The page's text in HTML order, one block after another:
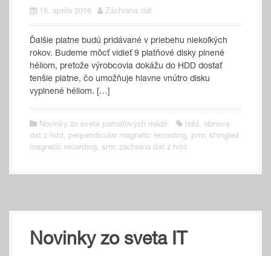
15. apríla 2016 Záchrana dát
Ďalšie platne budú pridávané v priebehu niekoľkých
rokov. Budeme môcť vidieť 9 platňové disky plnené
héliom, pretože výrobcovia dokážu do HDD dostať
tenšie platne, čo umožňuje hlavne vnútro disku
vyplnené héliom. […]
Novinky zo sveta pamäťových médií hdd, obnova
dat z hdd, perpendicular magnetic recording, pmr, shingled
magnetic recording, smr, zachrana dat z hdd
Novinky zo sveta IT